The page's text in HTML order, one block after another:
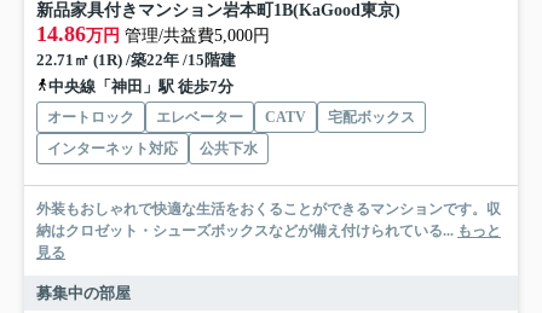
新品家具付きマンション岩本町1B(KaGood東京)
14.86万円 管理/共益費5,000円
22.71㎡ (1R) /築22年 /15階建
中央線「神田」駅 徒歩7分
オートロック エレベーター CATV
宅配ボックス
インターネット対応
公共下水
外装もおしゃれで快適な生活をおくることができるマンションです。収
納はクロゼット・シューズボックスなどが備え付けられている... もっと
見る
募集中の部屋